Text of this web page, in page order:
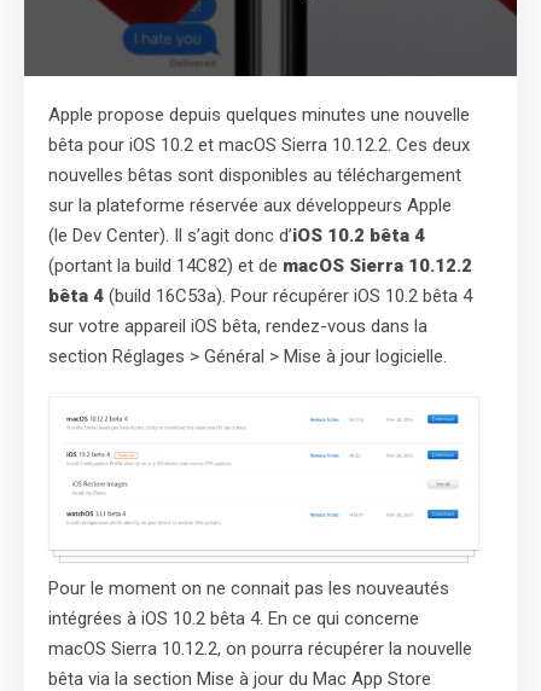
Apple propose depuis quelques minutes une nouvelle
bêta pour iOS 10.2 et macOS Sierra 10.12.2. Ces deux
nouvelles bêtas sont disponibles au téléchargement
sur la plateforme réservée aux développeurs Apple
(le Dev Center). Il s’agit donc d’iOS 10.2 bêta 4
(portant la build 14C82) et de macOS Sierra 10.12.2
bêta 4 (build 16C53a). Pour récupérer iOS 10.2 bêta 4
sur votre appareil iOS bêta, rendez-vous dans la
section Réglages > Général > Mise à jour logicielle.
Pour le moment on ne connait pas les nouveautés
intégrées à iOS 10.2 bêta 4. En ce qui concerne
macOS Sierra 10.12.2, on pourra récupérer la nouvelle
bêta via la section Mise à jour du Mac App Store